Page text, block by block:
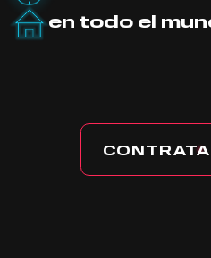
en todo el